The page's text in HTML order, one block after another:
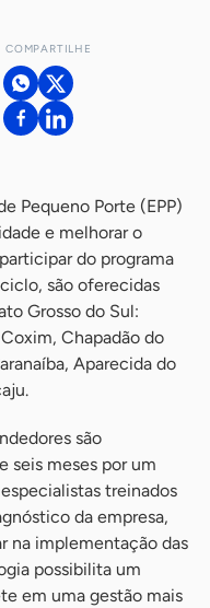
COMPARTILHE
Pequeno Porte (EPP)
e melhorar o
do programa
são oferecidas
Grosso do Sul:
Chapadão do
Aparecida do
são
seis meses por um
treinados
da empresa,
na implementação das
possibilita um
em uma gestão mais